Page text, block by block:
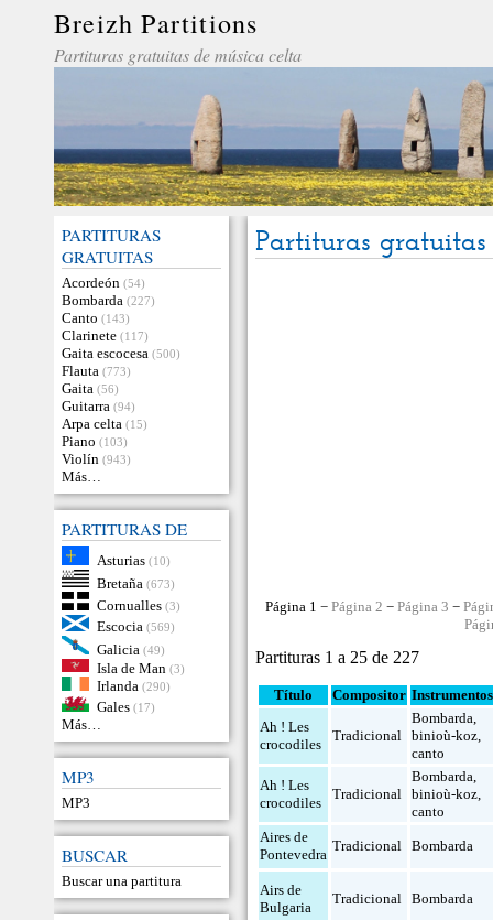
Breizh Partitions
Partituras gratuitas de música celta
PARTITURAS
GRATUITAS
Acordeón (54)
Bombarda (227)
Canto (143)
Clarinete (117)
Gaita escocesa (500)
Flauta (773)
Gaita (56)
Guitarra (94)
Arpa celta (15)
Piano (103)
Violín (943)
Más…
PARTITURAS DE
Asturias (10)
Bretaña (673)
Cornualles (3)
Escocia (569)
Galicia (49)
Isla de Man (3)
Irlanda (290)
Gales (17)
Más…
MP3
MP3
BUSCAR
Buscar una partitura
Partituras
Página 1 − Página 2 − Página 3 −
Partituras 1 a 25 de 227
Título Compositor Instrumentos
Ah ! Les
crocodiles
Tradicional
Bombarda,
binioù-koz,
canto
Ah ! Les
crocodiles
Tradicional
Bombarda,
binioù-koz,
canto
Aires de
Pontevedra
Tradicional Bombarda
Airs de
Bulgaria
Tradicional Bombarda